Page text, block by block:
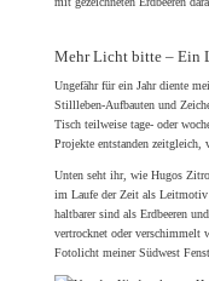
Mehr Licht bitte – Ein
Ungefähr für ein Jahr diente
Stillleben-Aufbauten und
Tisch teilweise tage- oder
Projekte entstanden zeitgleich,
Unten seht ihr, wie Hugos
im Laufe der Zeit als
haltbarer sind als Erdbeeren
vertrocknet oder verschimmelt
Fotolicht meiner Südwest